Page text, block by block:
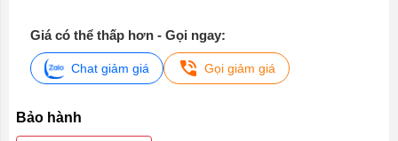
Giá có thể thấp hơn - Gọi ngay:
Chat giảm giá Gọi giảm giá
Bảo hành